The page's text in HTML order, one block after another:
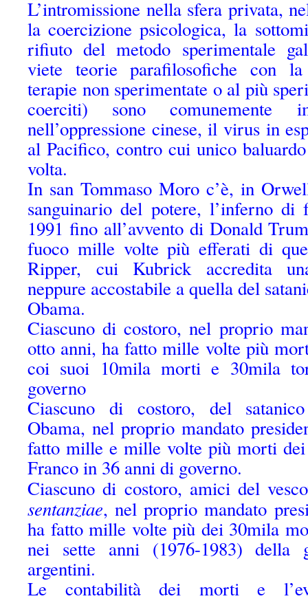
L’intromissione nella sfera privata,
la coercizione psicologica, la
rifiuto del metodo sperimentale
viete teorie parafilosofiche con la
terapie non sperimentate o al più
coerciti) sono comunemente
nell’oppressione cinese, il virus in
al Pacifico, contro cui unico
volta.
In san Tommaso Moro c’è, in
sanguinario del potere, l’inferno di
1991 fino all’avvento di Donald
fuoco mille volte più efferati di
Ripper, cui Kubrick accredita
neppure accostabile a quella del
Obama.
Ciascuno di costoro, nel proprio
otto anni, ha fatto mille volte più
coi suoi 10mila morti e 30mila
governo
Ciascuno di costoro, del
Obama, nel proprio mandato
fatto mille e mille volte più morti
Franco in 36 anni di governo.
Ciascuno di costoro, amici del
sentanziae, nel proprio mandato
ha fatto mille volte più dei 30mila
nei sette anni (1976-1983) della
argentini.
Le contabilità dei morti e